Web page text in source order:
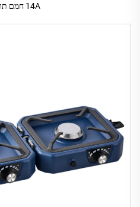
14A חמם תרמוסטטי